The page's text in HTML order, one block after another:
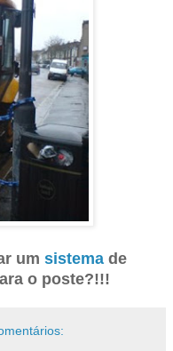
um sistemade
o poste?!!!